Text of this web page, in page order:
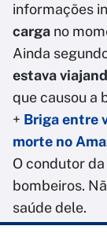
informações
carga no
Ainda
estava
que causou a
+ Briga entre
morte no
O condutor
bombeiros.
saúde dele.